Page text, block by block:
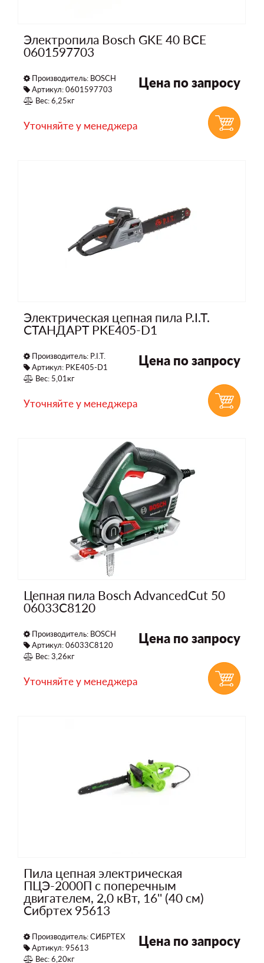
Электропила Bosch GKE 40 BCE
0601597703
Производитель: BOSCH
Артикул: 0601597703
Вес: 6,25кг
Цена по запросу
Уточняйте у менеджера
Электрическая цепная пила P.I.T.
СТАНДАРТ PKE405-D1
Производитель: P.I.T.
Артикул: PKE405-D1
Вес: 5,01кг
Цена по запросу
Уточняйте у менеджера
Цепная пила Bosch AdvancedCut 50
06033C8120
Производитель: BOSCH
Артикул: 06033C8120
Вес: 3,26кг
Цена по запросу
Уточняйте у менеджера
Пила цепная электрическая
ПЦЭ-2000П с поперечным
двигателем, 2,0 кВт, 16'' (40 см)
Сибртех 95613
Производитель:СИБРТЕХ
Артикул: 95613
Вес: 6,20кг
Цена по запросу